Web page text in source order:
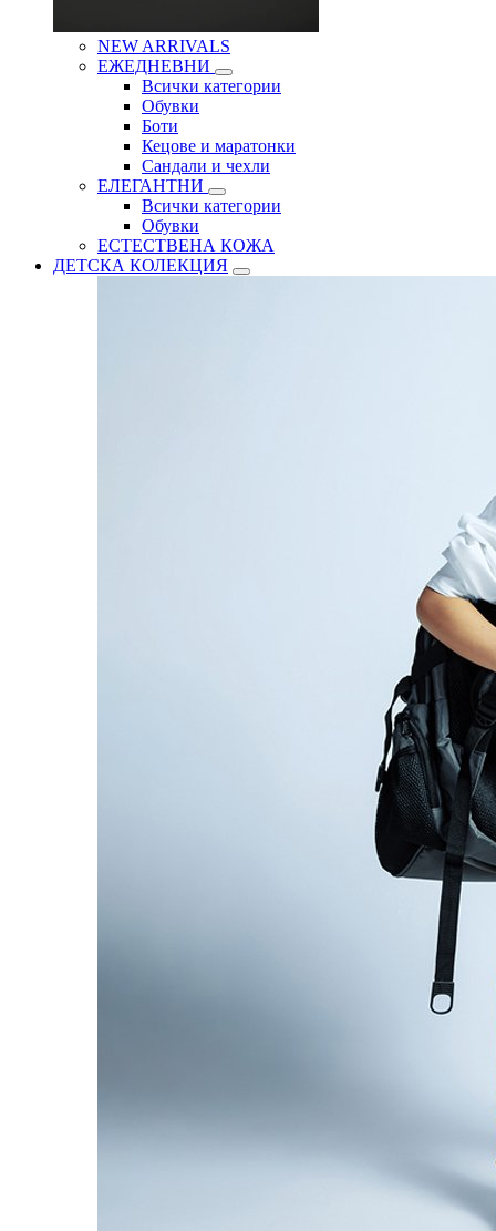
NEW ARRIVALS
ЕЖЕДНЕВНИ
Всички категории
Обувки
Боти
Кецове и маратонки
Сандали и чехли
ЕЛЕГАНТНИ
Всички категории
Обувки
ЕСТЕСТВЕНА КОЖА
ДЕТСКА КОЛЕКЦИЯ